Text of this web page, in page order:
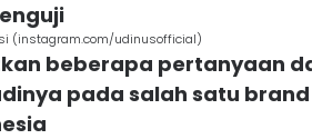
(instagram.com/udinusofficial)
beberapa pertanyaan
pada salah satu